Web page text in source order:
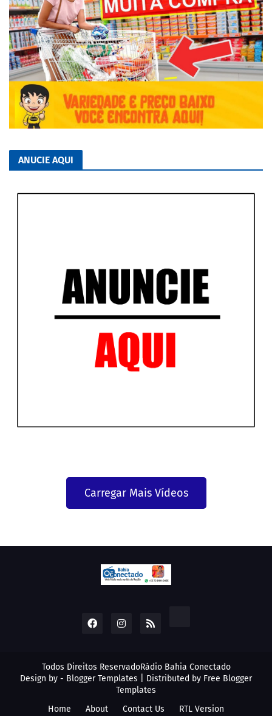
ANUCIE AQUI
Carregar Mais Vídeos
Todos Direitos ReservadoRádio Bahia Conectado
Design by - Blogger Templates | Distributed by Free Blogger
Templates
Home
About Contact Us RTL Version